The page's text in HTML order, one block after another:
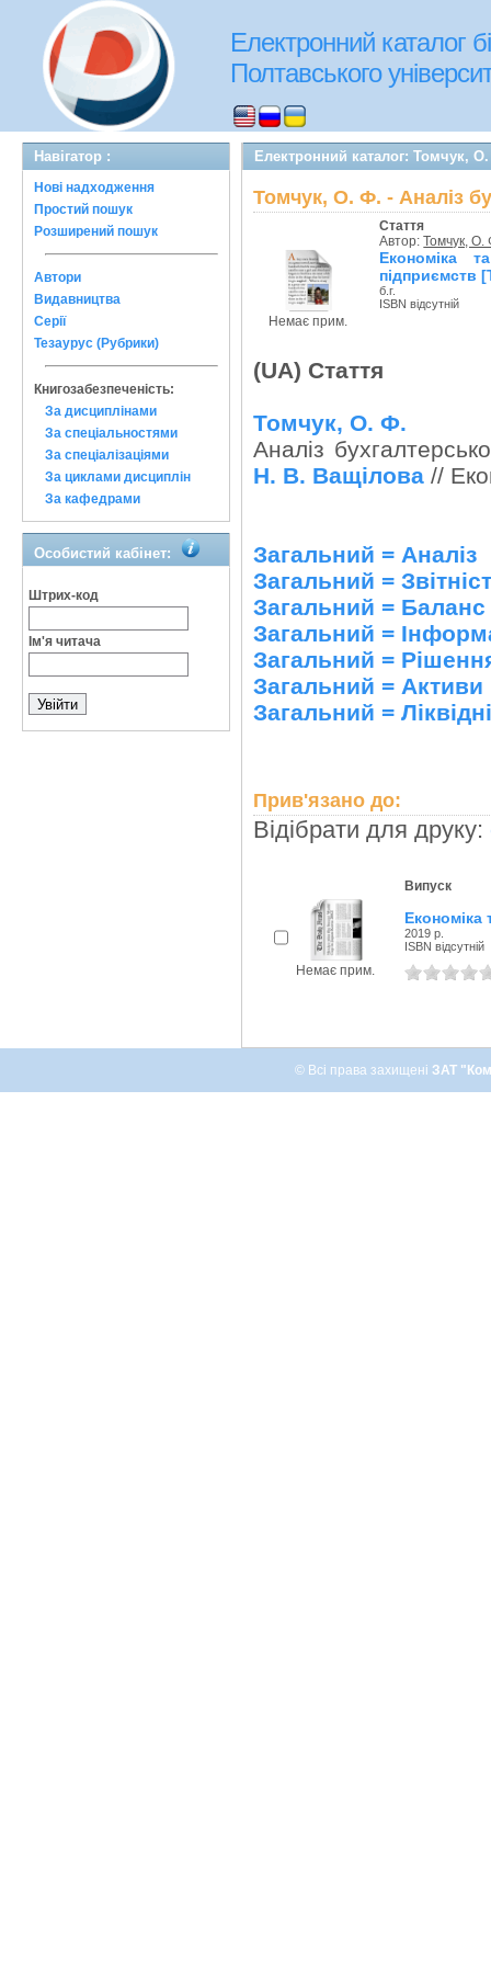
Електронний каталог
Полтавського
Навігатор :
Нові надходження
Простий пошук
Розширений пошук
Автори
Видавництва
Серії
Тезаурус (Рубрики)
Книгозабезпеченість:
За дисциплінами
За спеціальностями
За спеціалізаціями
За циклами дисциплін
За кафедрами
Особистий кабінет:
Штрих-код
Ім'я читача
Електронний каталог: Томчук,
Томчук, О. Ф. - Аналіз
Немає прим.
Стаття
Автор:Томчук, О.
Економіка
підприємств
б.г.
ISBN відсутній
(UA) Стаття
Томчук, О. Ф.
Аналіз
Н. В. Ващілова //
Загальний = Аналіз
Загальний =
Загальний =
Загальний =
Загальний =
Загальний = Активи
Загальний =
Прив'язано до:
Відібрати для друку:
Немає прим.
Випуск
2019 р.
ISBN відсутній
© Всі права захищені ЗАТ